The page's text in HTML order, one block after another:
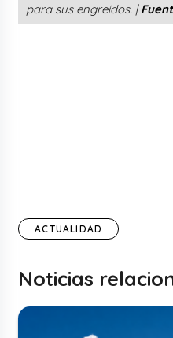
para sus engreídos. |
ACTUALIDAD
Noticias